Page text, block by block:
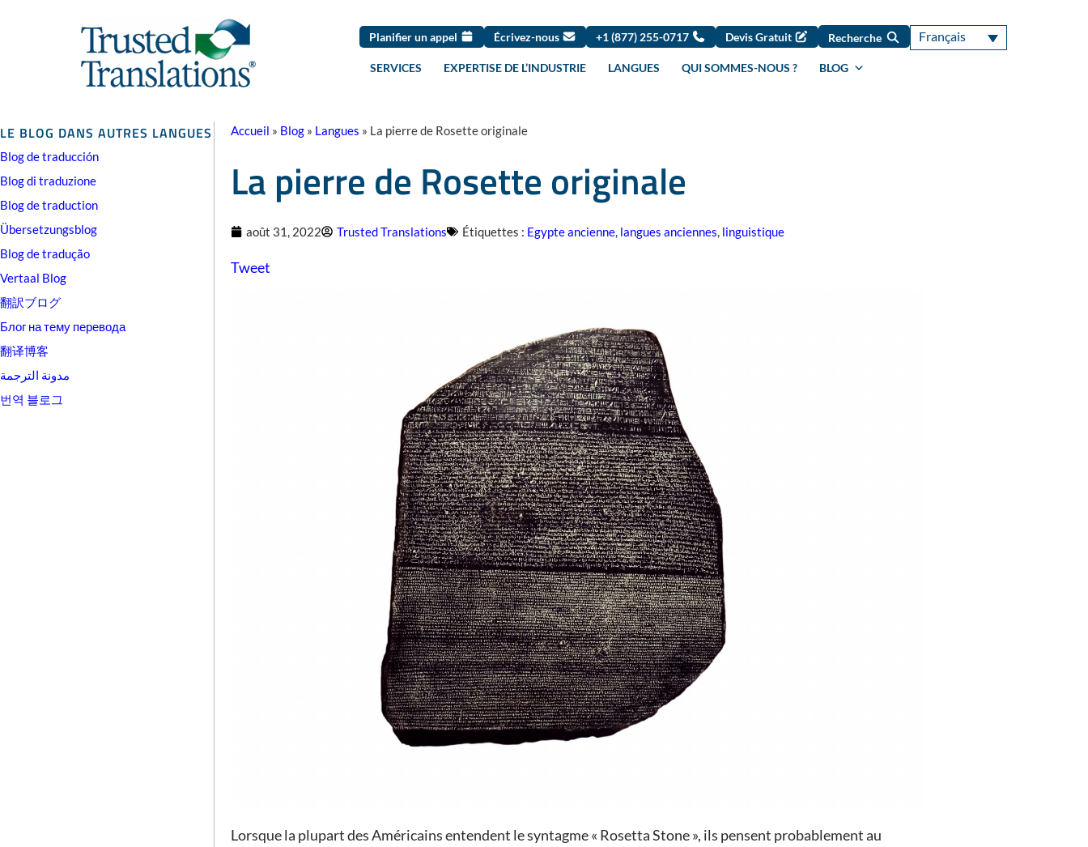
Planifier un appel Écrivez-nous +1 (877) 255-0717 Devis Gratuit Recherche Français
SERVICES EXPERTISE DE L’INDUSTRIE LANGUES QUI SOMMES-NOUS ? BLOG
LE BLOG DANS AUTRES LANGUES
Blog de traducción
Blog di traduzione
Blog de traduction
Übersetzungsblog
Blog de tradução
Vertaal Blog
翻訳ブログ
Блог на тему перевода
翻译博客
مدونة الترجمة
번역 블로그
Accueil » Blog » Langues » La pierre de Rosette originale
La pierre de Rosette originale
août 31, 2022 Trusted Translations Étiquettes : Egypte ancienne, langues anciennes, linguistique
Tweet
Lorsque la plupart des Américains entendent le syntagme « Rosetta Stone », ils pensent probablement au